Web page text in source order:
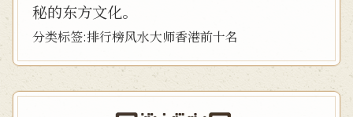
秘的东方文化。
分类标签:排行榜风水大师香港前十名